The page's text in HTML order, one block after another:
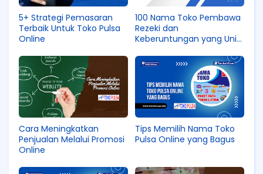
5+ Strategi Pemasaran
Terbaik Untuk Toko Pulsa
Online
100 Nama Toko Pembawa
Rezeki dan
Keberuntungan yang Unik
Cara Meningkatkan
Penjualan Melalui Promosi
Online
Tips Memilih Nama Toko
Pulsa Online yang Bagus